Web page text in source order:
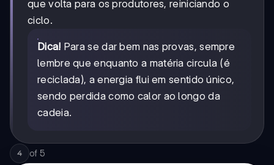
que volta para os produtores, reiniciando o
ciclo.
Dica! Para se dar bem nas provas, sempre
lembre que enquanto a matéria circula (é
reciclada), a energia flui em sentido único,
sendo perdida como calor ao longo da
cadeia.
4 of 5